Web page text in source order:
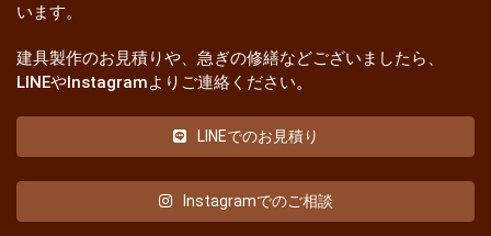
います。
建具製作のお見積りや、急ぎの修繕などございましたら、
LINEやInstagramよりご連絡ください。
LINEでのお見積り
Instagramでのご相談